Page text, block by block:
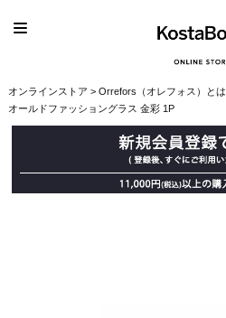
オンラインストア > Orrefors（オレフォス）とは
オールドファッショングラス 金彩 1P